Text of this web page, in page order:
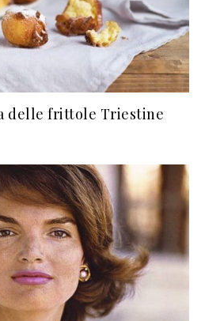
delle frittole Triestine